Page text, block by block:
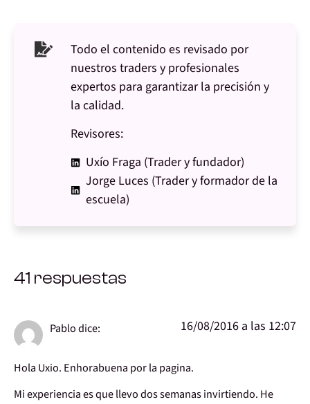
Todo el contenido es revisado por
nuestros traders y profesionales
expertos para garantizar la precisión y
la calidad.
Revisores:
Uxío Fraga (Trader y fundador)
Jorge Luces (Trader y formador de la
escuela)
41 respuestas
Pablodice: 16/08/2016 a las 12:07
Hola Uxio. Enhorabuena por la pagina.
Mi experiencia es que llevo dos semanas invirtiendo. He